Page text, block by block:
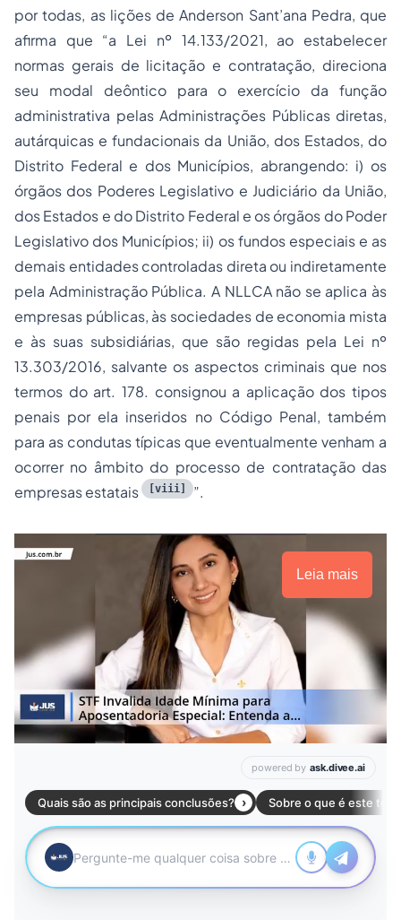
por todas, as lições de Anderson Sant’ana Pedra, que
afirma que “a Lei nº 14.133/2021, ao estabelecer
normas gerais de licitação e contratação, direciona
seu modal deôntico para o exercício da função
administrativa pelas Administrações Públicas diretas,
autárquicas e fundacionais da União, dos Estados, do
Distrito Federal e dos Municípios, abrangendo: i) os
órgãos dos Poderes Legislativo e Judiciário da União,
dos Estados e do Distrito Federal e os órgãos do Poder
Legislativo dos Municípios; ii) os fundos especiais e as
demais entidades controladas direta ou indiretamente
pela Administração Pública. A NLLCA não se aplica às
empresas públicas, às sociedades de economia mista
e às suas subsidiárias, que são regidas pela Lei nº
13.303/2016, salvante os aspectos criminais que nos
termos do art. 178. consignou a aplicação dos tipos
penais por ela inseridos no Código Penal, também
para as condutas típicas que eventualmente venham a
ocorrer no âmbito do processo de contratação das
empresas estatais
[viii] ”.
Leia mais